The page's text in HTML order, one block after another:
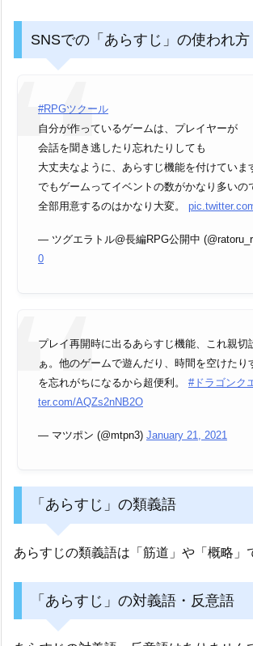
SNSでの「あらすじ」の使われ方
#RPGツクール
自分が作っているゲームは、プレイヤーが
会話を聞き逃したり忘れたりしても
大丈夫なように、あらすじ機能を付けていま
でもゲームってイベントの数がかなり多いの
全部用意するのはかなり大変。
— ツグエラトル@長編RPG公開中
0
プレイ再開時に出るあらすじ機能、これ親切
ぁ。他のゲームで遊んだり、時間を空けたり
を忘れがちになるから超便利。 #ドラゴンク
ter.com/AQZs2nNB2O
— マツポン (@mtpn3) January 21, 2021
「あらすじ」の類義語
あらすじの類義語は「筋道」や「概略」
「あらすじ」の対義語・反意語